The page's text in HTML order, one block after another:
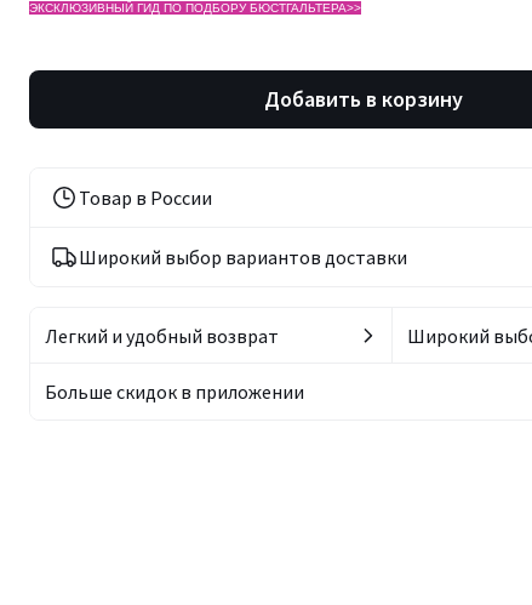
ЭКСКЛЮЗИВНЫЙ ГИД ПО ПОДБОРУ БЮСТГАЛЬТЕРА>>
Добавить в корзину
Товар в России
Широкий выбор вариантов доставки
Легкий и удобный возврат Широкий
Больше скидок в приложении